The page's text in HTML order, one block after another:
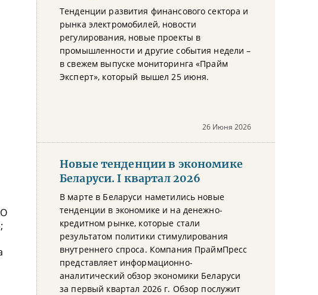
Тенденции развития финансового сектора и
рынка электромобилей, новости
регулирования, новые проекты в
промышленности и другие события недели –
в свежем выпуске мониторинга «Прайм
Эксперт», который вышел 25 июня.
26 Июня 2026
Новые тенденции в экономике
Беларуси. I квартал 2026
В марте в Беларуси наметились новые
тенденции в экономике и на денежно-
кредитном рынке, которые стали
результатом политики стимулирования
внутреннего спроса. Компания ПраймПресс
представляет информационно-
аналитический обзор экономики Беларуси
за первый квартал 2026 г. Обзор послужит